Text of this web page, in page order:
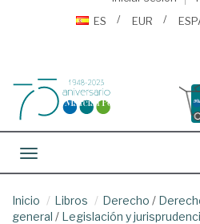
ES
EUR
Toggle navigation
Inicio Libros Derecho /
general / Legislación y